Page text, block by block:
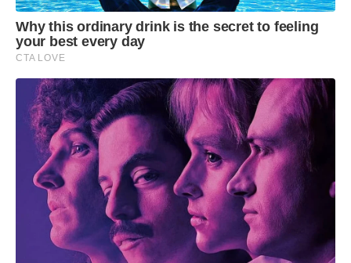
Why this ordinary drink is the secret to feeling
your best every day
CTA LOVE